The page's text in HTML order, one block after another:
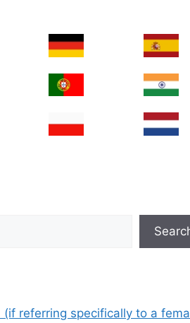
(if referring specifically to a